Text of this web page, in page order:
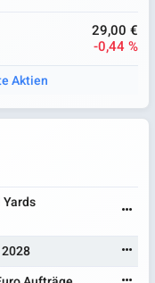
29,00 €
-0,44 %
Aktien